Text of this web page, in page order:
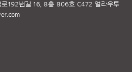
로192번길 16, 8층 806호 C472 얼라우투